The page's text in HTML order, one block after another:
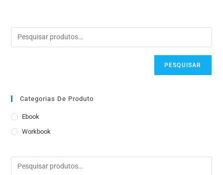
PESQUISAR
Categorias De Produto
Ebook
Workbook